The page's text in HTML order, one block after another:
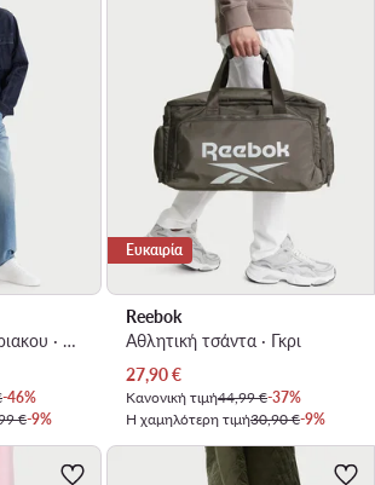
Τσάντα Σαββατοκύριακου · Κρεμ
-46%
€-9%
Ευκαιρία
Reebok
Αθλητική τσάντα · Γκρι
Τρέχουσα τιμή
27,90€
Κανονική τιμή44,99 €-37%
Η χαμηλότερη τιμή30,90 €-9%